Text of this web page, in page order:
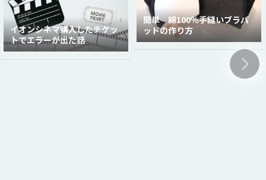
イオンシネマ購入したチケッ
トでエラーが出た話
簡単 綿100％手縫いブラパ
ッドの作り方